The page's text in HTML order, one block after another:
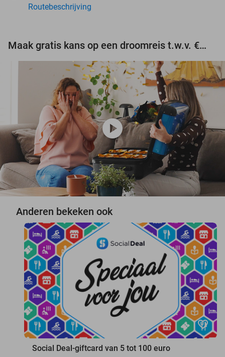
Routebeschrijving
Maak gratis kans op een droomreis t.w.v. €3.000!
play_circle
Anderen bekeken ook
favorite_border
Social Deal-giftcard van 5 tot 100 euro